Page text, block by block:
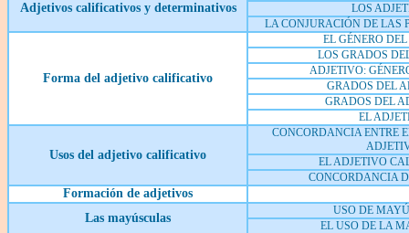
Adjetivos calificativos y determinativos
LOS
LA CONJURACIÓN DE LAS
Forma del adjetivo calificativo
EL GÉNERO
LOS GRADOS
ADJETIVO:
GRADOS DEL
GRADOS DEL
EL
Usos del adjetivo calificativo
CONCORDANCIA ENTRE
EL ADJETIVO
CONCORDANCIA
Formación de adjetivos
Las mayúsculas
USO DE
EL USO DE LA